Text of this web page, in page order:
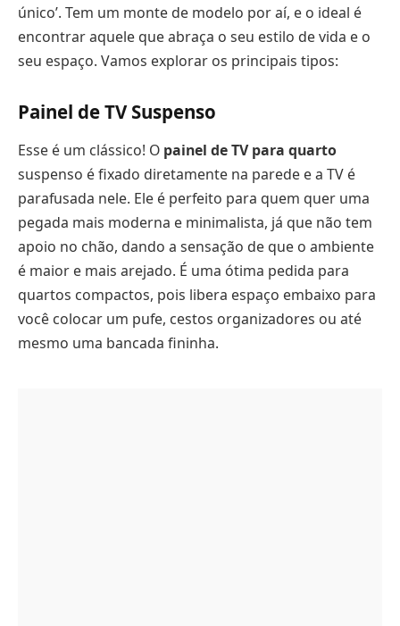
único’. Tem um monte de modelo por aí, e o ideal é
encontrar aquele que abraça o seu estilo de vida e o
seu espaço. Vamos explorar os principais tipos:
Painel de TV Suspenso
Esse é um clássico! O painel de TV para quarto
suspenso é fixado diretamente na parede e a TV é
parafusada nele. Ele é perfeito para quem quer uma
pegada mais moderna e minimalista, já que não tem
apoio no chão, dando a sensação de que o ambiente
é maior e mais arejado. É uma ótima pedida para
quartos compactos, pois libera espaço embaixo para
você colocar um pufe, cestos organizadores ou até
mesmo uma bancada fininha.